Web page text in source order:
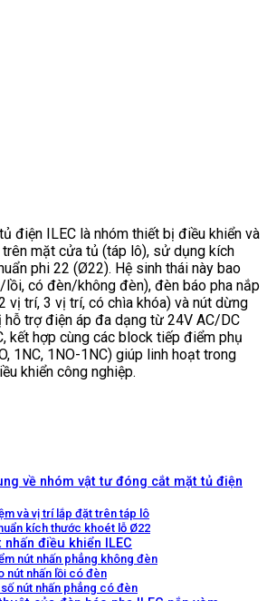
điện ILEC là nhóm thiết bị điều khiển và
mặt cửa tủ (táp lô), sử dụng kích
phi 22 (Ø22). Hệ sinh thái này bao
lồi, có đèn/không đèn), đèn báo pha nắp
vị trí, 3 vị trí, có chìa khóa) và nút dừng
hỗ trợ điện áp đa dạng từ 24V AC/DC
kết hợp cùng các block tiếp điểm phụ
1NC, 1NO-1NC) giúp linh hoạt trong
khiển công nghiệp.
về nhóm vật tư đóng cắt mặt tủ điện
và vị trí lắp đặt trên táp lô
kích thước khoét lỗ Ø22
điều khiển ILEC
nút nhấn phẳng không đèn
nút nhấn lồi có đèn
nút nhấn phẳng có đèn